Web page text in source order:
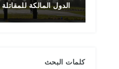
الدول المالكة للمقاتلة EUROFIGHTER
كلمات البحث